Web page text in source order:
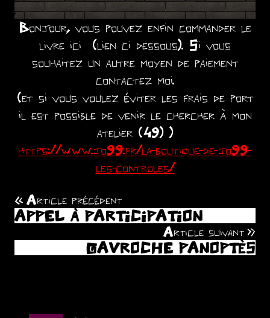
.
Bonjour, vous pouvez enfin commander le
livre ici (lien ci dessous). Si vous
souhaitez un autre moyen de paiement
contactez moi.
(et si vous voulez éviter les frais de port
il est possible de venir le chercher à mon
atelier (49) )
https://www.jo99.fr/la-boutique-de-jo99-
les-controles/
Navigation
de
l’article
Article précédent
APPEL À PARTICIPATION
Article suivant
GAVROCHE PANOPTÈS